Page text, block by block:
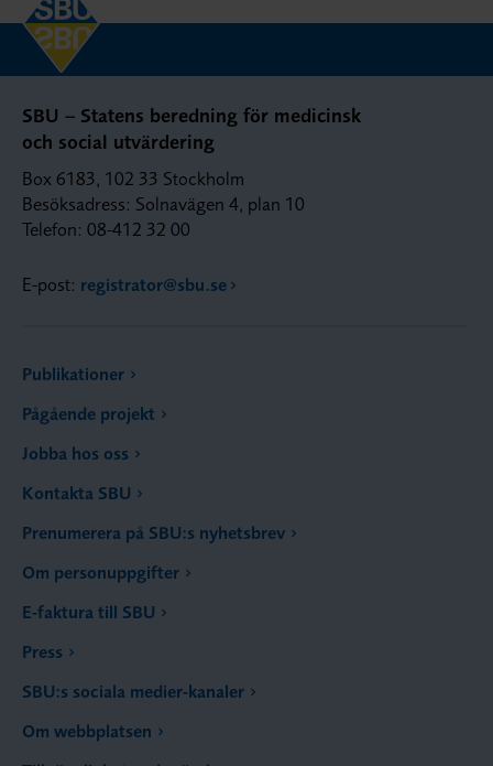
SBU – Statens beredning för medicinsk
och social utvärdering
Box 6183, 102 33 Stockholm
Besöksadress: Solnavägen 4, plan 10
Telefon: 08-412 32 00
E-post: registrator@sbu.se
Publikationer
Pågående projekt
Jobba hos oss
Kontakta SBU
Prenumerera på SBU:s nyhetsbrev
Om personuppgifter
E-faktura till SBU
Press
SBU:s sociala medier-kanaler
Om webbplatsen